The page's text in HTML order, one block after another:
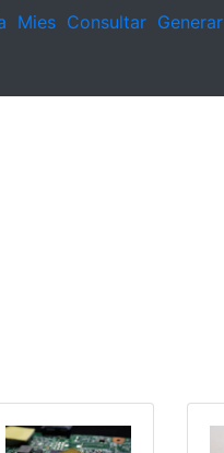
Mies Consultar Generar